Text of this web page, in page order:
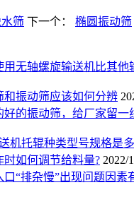
筛 下一个： 椭圆振动筛
用无轴螺旋输送机比其他
和振动筛应该如何分辨
好的振动筛，给厂家留一
机托辊种类型号规格是多
时如何调节给料量? 2022/
“排杂慢”出现问题因素